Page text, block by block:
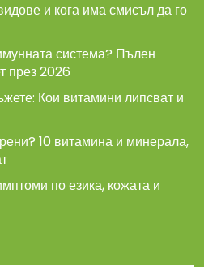
и кога има смисъл да го
система? Пълен
през 2026
Кои витамини липсват и
10 витамина и минерала,
по езика, кожата и